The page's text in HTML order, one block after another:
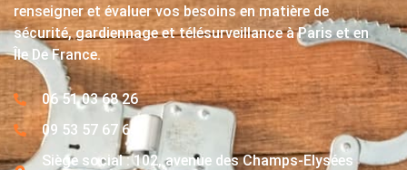
renseigner et évaluer vos besoins en matière de
sécurité, gardiennage et télésurveillance à Paris et en
Île De France.
06 51 03 68 26
09 53 57 67 63
Siège social : 102, avenue des Champs-Elysées